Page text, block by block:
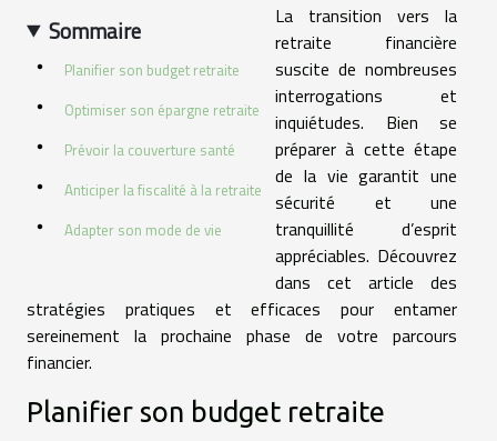
Sommaire
Planifier son budget retraite
Optimiser son épargne retraite
Prévoir la couverture santé
Anticiper la fiscalité à la retraite
Adapter son mode de vie
La transition vers la
retraite financière
suscite de nombreuses
interrogations et
inquiétudes. Bien se
préparer à cette étape
de la vie garantit une
sécurité et une
tranquillité d’esprit
appréciables. Découvrez
dans cet article des
stratégies pratiques et efficaces pour entamer
sereinement la prochaine phase de votre parcours
financier.
Planifier son budget retraite